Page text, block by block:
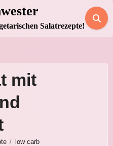
Salatrezepte!
mit
low carb